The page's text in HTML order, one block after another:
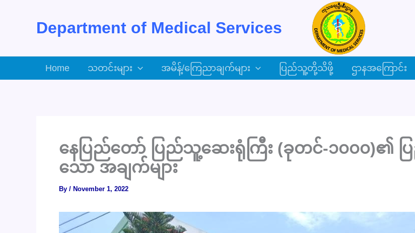
Department of Medical Services
Home သတင်းများ အမိန့်/ကြေညာချက်များ ပြည်သူ့တို့သိဖို့ ဌာနအကြောင်း
နေပြည်တော် ပြည်သူ့ဆေးရုံကြီး (ခုတင်-၁၀၀၀
သော အချက်များ
By / November 1, 2022